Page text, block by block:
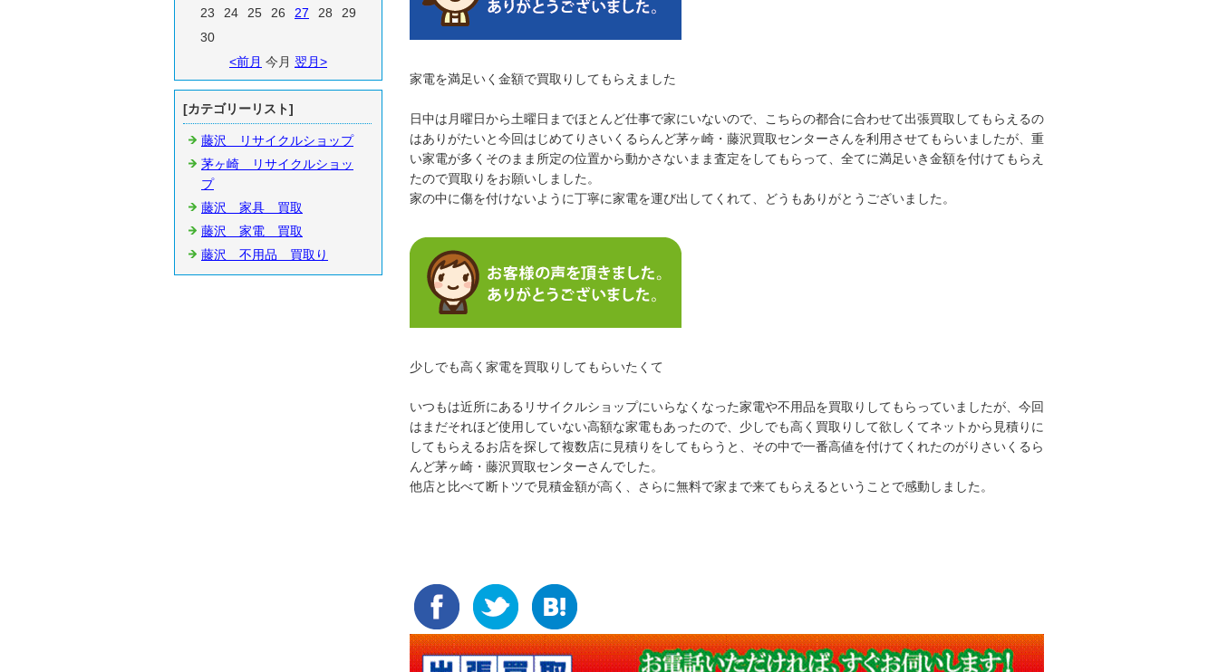
家電を満足いく金額で買取りしてもらえました
日中は月曜日から土曜日までほとんど仕事で家にいないので、こちらの都合に合わせて出張買取してもらえるの
はありがたいと今回はじめてりさいくるらんど茅ヶ崎・藤沢買取センターさんを利用させてもらいましたが、重
い家電が多くそのまま所定の位置から動かさないまま査定をしてもらって、全てに満足いき金額を付けてもらえ
たので買取りをお願いしました。
家の中に傷を付けないように丁寧に家電を運び出してくれて、どうもありがとうございました。
少しでも高く家電を買取りしてもらいたくて
いつもは近所にあるリサイクルショップにいらなくなった家電や不用品を買取りしてもらっていましたが、今回
はまだそれほど使用していない高額な家電もあったので、少しでも高く買取りして欲しくてネットから見積りに
してもらえるお店を探して複数店に見積りをしてもらうと、その中で一番高値を付けてくれたのがりさいくるら
んど茅ヶ崎・藤沢買取センターさんでした。
他店と比べて断トツで見積金額が高く、さらに無料で家まで来てもらえるということで感動しました。
23
24 25 26 27 28
29
30
<前月 今月 翌月>
[カテゴリーリスト]
藤沢 リサイクルショップ
茅ヶ崎 リサイクルショッ
プ
藤沢 家具 買取
藤沢 家電 買取
藤沢 不用品 買取り